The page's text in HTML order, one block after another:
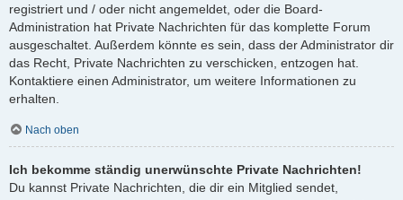
registriert und / oder nicht angemeldet, oder die Board-
Administration hat Private Nachrichten für das komplette Forum
ausgeschaltet. Außerdem könnte es sein, dass der Administrator dir
das Recht, Private Nachrichten zu verschicken, entzogen hat.
Kontaktiere einen Administrator, um weitere Informationen zu
erhalten.
Nach oben
Ich bekomme ständig unerwünschte Private Nachrichten!
Du kannst Private Nachrichten, die dir ein Mitglied sendet,